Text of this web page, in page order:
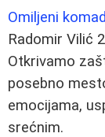
Omiljeni
Radomir Vilić
Otkrivamo
posebno
emocijama,
srećnim.